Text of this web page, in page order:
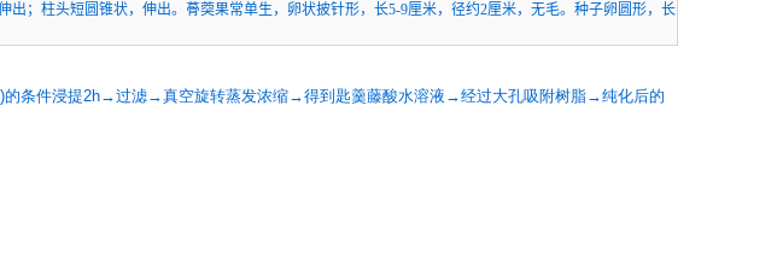
；柱头短圆锥状，伸出。蓇葖果常单生，卵状披针形，长5-9厘米，径约2厘米，无毛。种子卵圆形，长
条件浸提2h→过滤→真空旋转蒸发浓缩→得到匙羹藤酸水溶液→经过大孔吸附树脂→纯化后的